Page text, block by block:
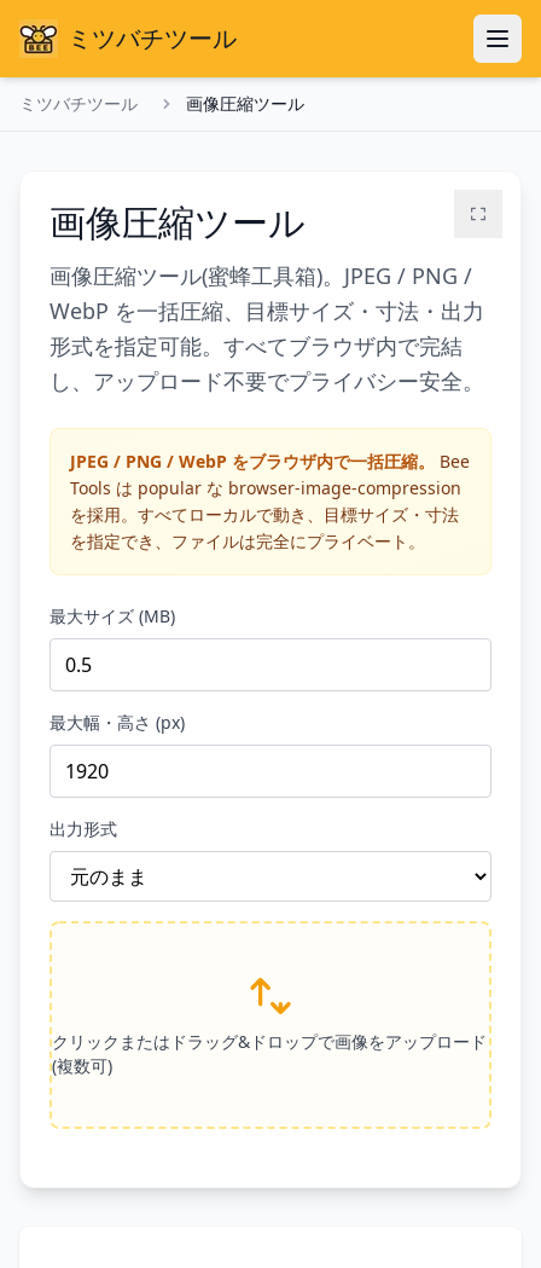
ミツバチツール
ミツバチツール 画像圧縮ツール
画像圧縮ツール
画像圧縮ツール(蜜蜂工具箱)。JPEG / PNG /
WebP を一括圧縮、目標サイズ・寸法・出力
形式を指定可能。すべてブラウザ内で完結
し、アップロード不要でプライバシー安全。
JPEG / PNG / WebP をブラウザ内で一括圧縮。
Bee
Tools は popular な browser-image-compression
を採用。すべてローカルで動き、目標サイズ・寸法
を指定でき、ファイルは完全にプライベート。
最大サイズ (MB)
最大幅・高さ (px)
出力形式
クリックまたはドラッグ&ドロップで画像をアップロード
(複数可)